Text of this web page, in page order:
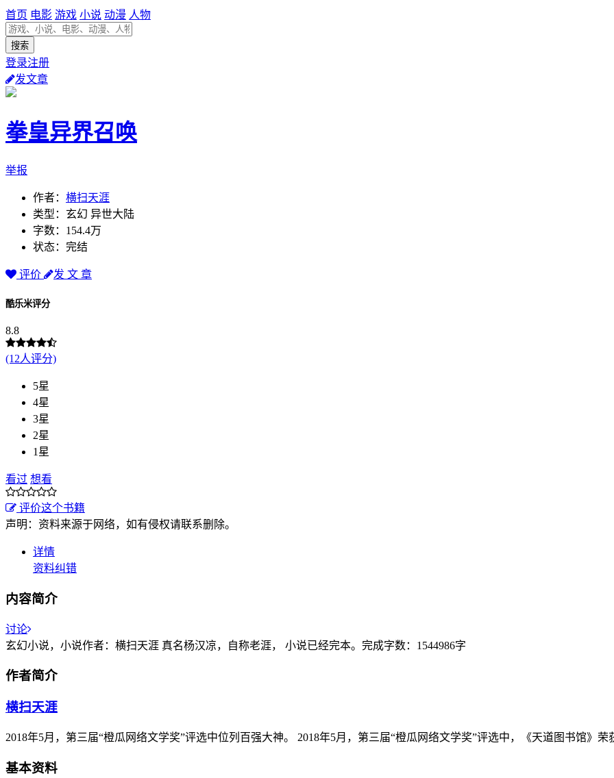
首页 电影 游戏 小说 动漫 人物
登录注册
发文章
拳皇异界召唤
举报
作者： 横扫天涯
类型：玄幻 异世大陆
字数：154.4万
状态：完结
评价 发 文 章
酷乐米评分
8.8
(12人评分)
5星
4星
3星
2星
1星
看过 想看
评价这个书籍
声明：资料来源于网络，如有侵权请联系删除。
详情
资料纠错
内容简介
讨论
玄幻小说，小说作者：横扫天涯 真名杨汉凉，自称老涯， 小说已经完本。完成字数：1544986字
作者简介
横扫天涯
2018年5月，第三届“橙瓜网络文学奖”评选中位列百强大神。 2018年5月，第三届“橙瓜网络文学奖”评选中，《天道图书馆》荣
基本资料